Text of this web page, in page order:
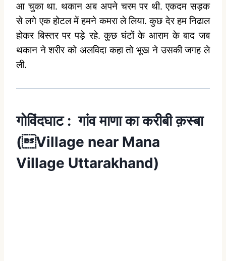
आ चुका था. थकान अब अपने चरम पर थी. एकदम सड़क
से लगे एक होटल में हमने कमरा ले लिया. कुछ देर हम निढाल
होकर बिस्तर पर पड़े रहे. कुछ घंटों के आराम के बाद जब
थकान ने शरीर को अलविदा कहा तो भूख ने उसकी जगह ले
ली.
गोविंदघाट : गांव माणा का करीबी क़स्बा
(Village near Mana
Village Uttarakhand)